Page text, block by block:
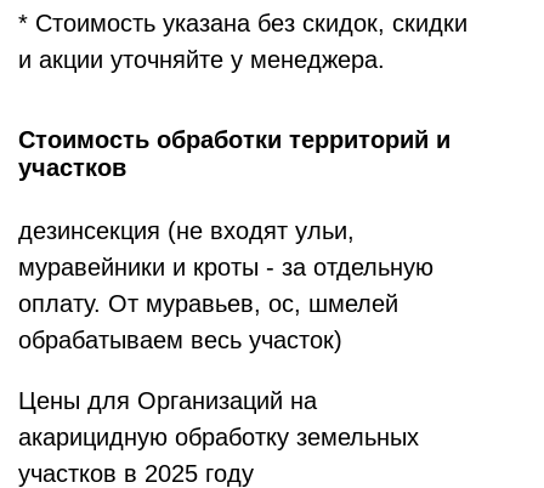
* Стоимость указана без скидок, скидки
и акции уточняйте у менеджера.
Стоимость обработки территорий и
участков
дезинсекция (не входят ульи,
муравейники и кроты - за отдельную
оплату. От муравьев, ос, шмелей
обрабатываем весь участок)
Цены для Организаций на
акарицидную обработку земельных
участков в 2025 году